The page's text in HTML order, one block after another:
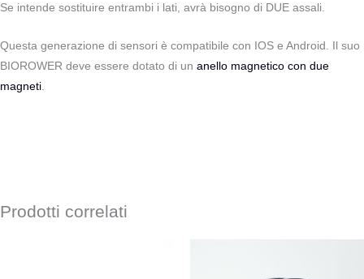
Se intende sostituire entrambi i lati, avrà bisogno di DUE assali.
Questa generazione di sensori è compatibile con IOS e Android. Il suo
BIOROWER deve essere dotato di un anello magnetico con due
magneti
Prodotti correlati